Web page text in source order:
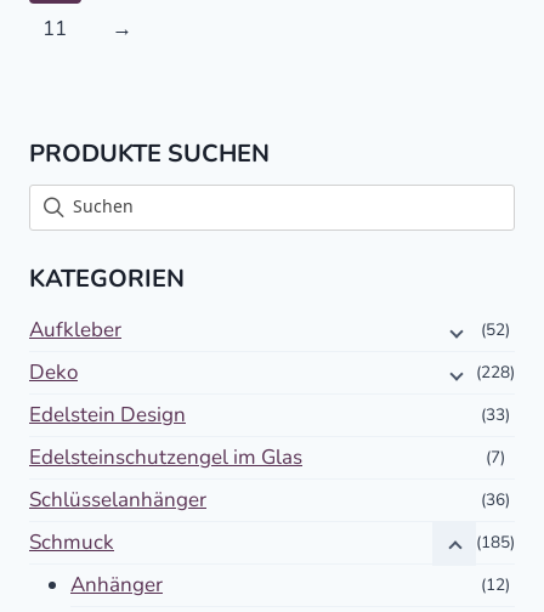
11
→
PRODUKTE SUCHEN
KATEGORIEN
Aufkleber (52)
Deko (228)
Edelstein Design (33)
Edelsteinschutzengel im Glas (7)
Schlüsselanhänger (36)
Schmuck (185)
Anhänger (12)